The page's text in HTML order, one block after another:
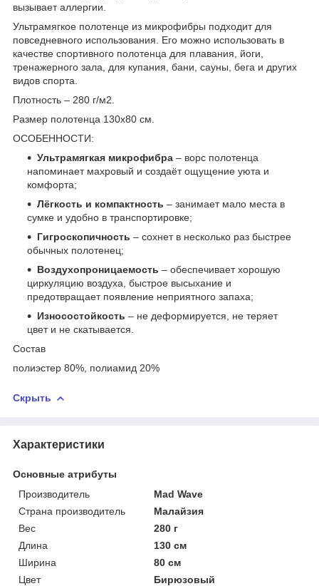
вызывает аллергии.
Ультрамягкое полотенце из микрофибры подходит для
повседневного использования. Его можно использовать в
качестве спортивного полотенца для плавания, йоги,
тренажерного зала, для купания, бани, сауны, бега и других
видов спорта.
Плотность – 280 г/м2.
Размер полотенца 130х80 см.
ОСОБЕННОСТИ:
Ультрамягкая микрофибра – ворс полотенца
напоминает махровый и создаёт ощущение уюта и
комфорта;
Лёгкость и компактность – занимает мало места в
сумке и удобно в транспортировке;
Гигроскопичность – сохнет в несколько раз быстрее
обычных полотенец;
Воздухопроницаемость – обеспечивает хорошую
циркуляцию воздуха, быстрое высыхание и
предотвращает появление неприятного запаха;
Износостойкость – не деформируется, не теряет
цвет и не скатывается.
Состав
полиэстер 80%, полиамид 20%
Скрыть
Характеристики
Основные атрибуты
Производитель
Mad Wave
Страна производитель
Малайзия
Вес
280 г
Длина
130 см
Ширина
80 см
Цвет
Бирюзовый